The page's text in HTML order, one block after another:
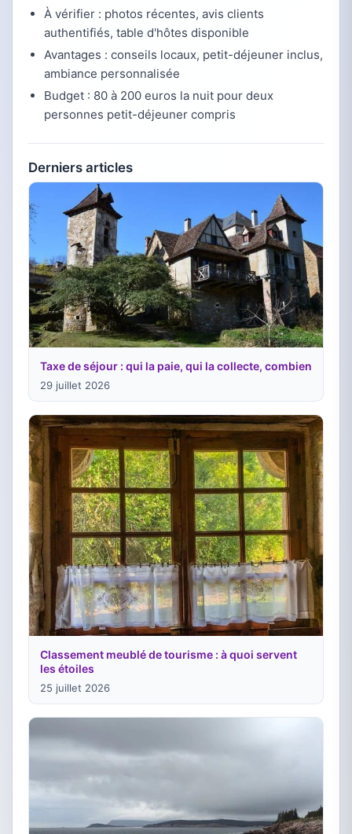
À vérifier : photos récentes, avis clients
authentifiés, table d'hôtes disponible
Avantages : conseils locaux, petit-déjeuner inclus,
ambiance personnalisée
Budget : 80 à 200 euros la nuit pour deux
personnes petit-déjeuner compris
Derniers articles
Taxe de séjour : qui la paie, qui la collecte, combien
29 juillet 2026
Classement meublé de tourisme : à quoi servent
les étoiles
25 juillet 2026